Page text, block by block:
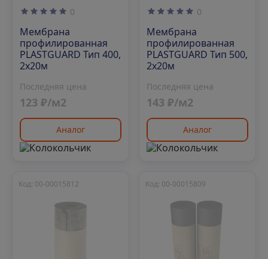
0
Мембрана
профилированная
PLASTGUARD Тип 400,
2х20м
Последняя цена
123 ₽/м2
Аналог
0
Мембрана
профилированная
PLASTGUARD Тип 500,
2х20м
Последняя цена
143 ₽/м2
Аналог
Код: 00-00015812 Код: 00-00015809